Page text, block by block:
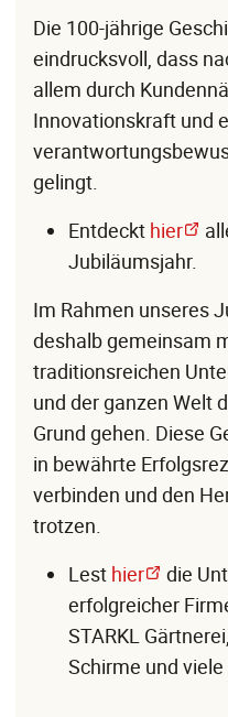
Die 100-jährige
eindrucksvoll, dass
allem durch
Innovationskraft und
gelingt.
Entdeckt hier
Jubiläumsjahr.
Im Rahmen unseres
deshalb gemeinsam
traditionsreichen
und der ganzen Welt
Grund gehen. Diese
in bewährte
verbinden und den
trotzen.
Lest hier
die
erfolgreicher
STARKL
Schirme und viele